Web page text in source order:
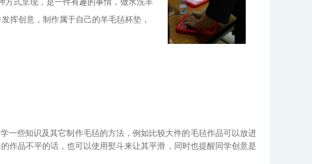
式呈现，是一件有趣的事情，做水洗羊
挥创意，制作属于自己的羊毛毡杯垫，
一些知识及其它制作毛毡的方法，例如比较大件的毛毡作品可以放进
作品不平的话，也可以使用熨斗来让其平滑，同时也提醒同学创意是